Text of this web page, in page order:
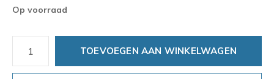
Op voorraad
TOEVOEGEN AAN WINKELWAGEN